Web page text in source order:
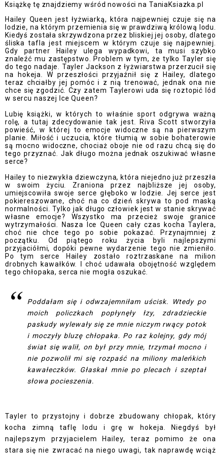
Książkę tę znajdziemy wśródnowości na TaniaKsiazka.pl
Hailey Queen jest łyżwiarką, która najpewniej czuje się na
lodzie, na którym przemienia się w prawdziwą królową lodu.
Kiedyś została skrzywdzona przez bliskiej jej osoby, dlatego
śliska tafla jest miejscem w którym czuje się najpewniej.
Gdy partner Hailey ulega wypadkowi, ta musi szybko
znaleźć mu zastępstwo. Problem w tym, że tylko Tayler się
do tego nadaje. Tayler Jackson z łyżwiarstwa przerzucił się
na hokeja. W przeszłości przyjaźnił się z Hailey, dlatego
teraz chciałby jej pomóc i z nią trenować, jednak ona nie
chce się zgodzić. Czy zatem Taylerowi uda się roztopić lód
w sercu naszej Ice Queen?
Lubię książki, w których to właśnie sport odgrywa ważną
rolę, a tutaj zdecydowanie tak jest. Riva Scott stworzyła
powieść, w której to emocje widoczne są na pierwszym
planie. Miłość i uczucia, które tłumią w sobie bohaterowie
są mocno widoczne, chociaż oboje nie od razu chcą się do
tego przyznać. Jak długo można jednak oszukiwać własne
serce?
Hailey to niezwykła dziewczyna, która niejedno już przeszła
w swoim życiu. Zraniona przez najbliższe jej osoby,
umiejscowiła swoje serce głęboko w lodzie. Jej serce jest
pokiereszowane, choć na co dzień skrywa to pod maską
normalności. Tylko jak długo człowiek jest w stanie skrywać
własne emocje? Wszystko ma przecież swoje granice
wytrzymałości. Nasza Ice Queen cały czas kocha Taylera,
choć nie chce tego po sobie pokazać. Przynajmniej z
początku. Od piątego roku życia byli najlepszymi
przyjaciółmi, dopóki pewne wydarzenie tego nie zmieniło.
Po tym serce Hailey zostało roztrzaskane na milion
drobnych kawałków. I choć udawała obojętność względem
tego chłopaka, serca nie mogła oszukać.
Poddałam się i odwzajemniłam uścisk. Wtedy po
moich policzkach popłynęły łzy, zdradzieckie
paskudy wylewały się ze mnie niczym rwący potok
i moczyły bluzę chłopaka. Po raz kolejny, gdy mój
świat się walił, on był przy mnie, trzymał mocno i
nie pozwolił mi się rozpaść na miliony maleńkich
kawałeczków. Głaskał mnie po plecach i szeptał
słowa pocieszenia.
Tayler to przystojny i dobrze zbudowany chłopak, który
kocha zimną taflę lodu i grę w hokeja. Niegdyś był
najlepszym przyjacielem Hailey, teraz pomimo że ona
stara się nie zwracać na niego uwagi, tak naprawdę wciąż